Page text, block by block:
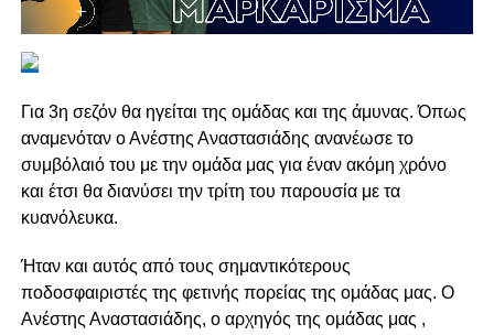
Για 3η σεζόν θα ηγείται της ομάδας και της άμυνας. Όπως
αναμενόταν ο Ανέστης Αναστασιάδης ανανέωσε το
συμβόλαιό του με την ομάδα μας για έναν ακόμη χρόνο
και έτσι θα διανύσει την τρίτη του παρουσία με τα
κυανόλευκα.
Ήταν και αυτός από τους σημαντικότερους
ποδοσφαιριστές της φετινής πορείας της ομάδας μας. Ο
Ανέστης Αναστασιάδης, ο αρχηγός της ομάδας μας ,